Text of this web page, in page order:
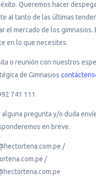
Queremos hacer
al tanto de las últimas
el mercado de los gimnasios.
en lo que necesites.
o reunión con nuestros
de Gimnasios
741 111
alguna pregunta y/o duda
en breve.
/
/